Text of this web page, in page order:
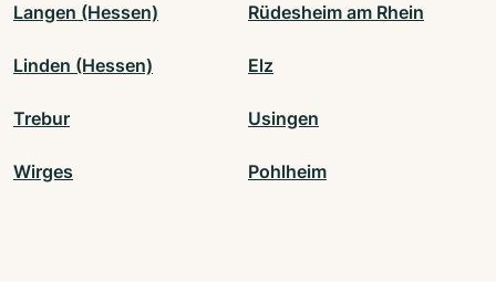
Langen (Hessen) Rüdesheim am Rhein
Linden (Hessen) Elz
Trebur Usingen
Wirges Pohlheim